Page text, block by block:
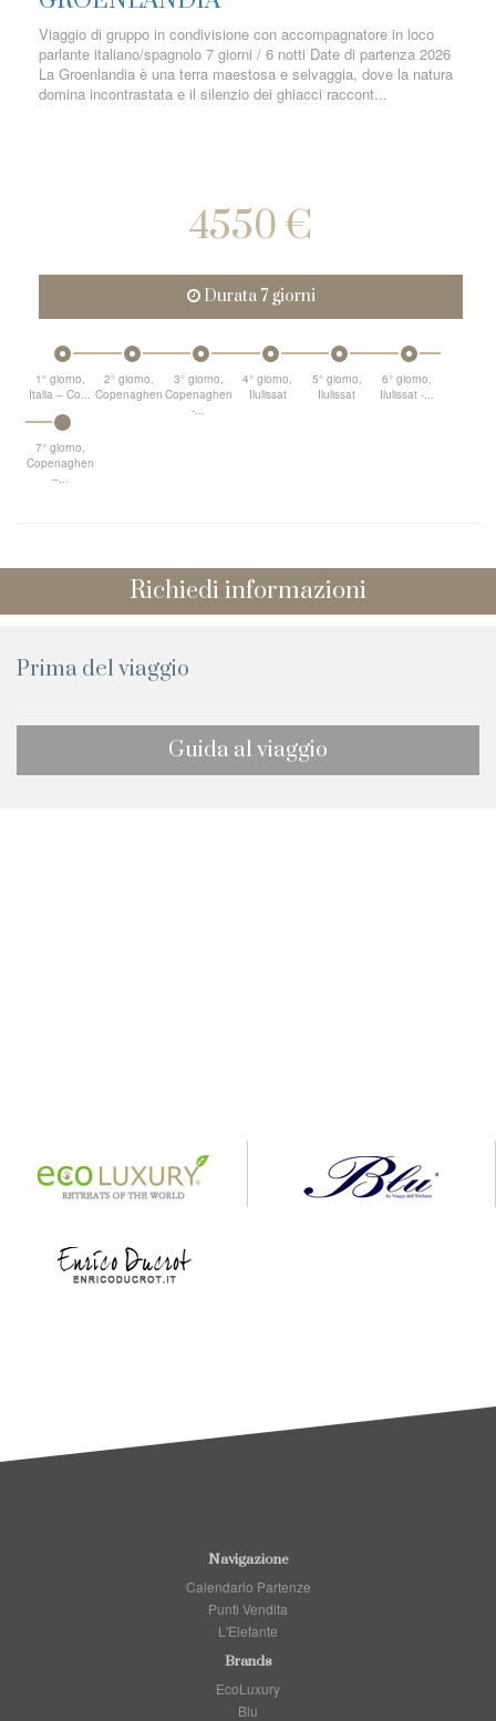
Viaggio di gruppo in condivisione con accompagnatore in loco
parlante italiano/spagnolo 7 giorni / 6 notti Date di partenza 2026
La Groenlandia è una terra maestosa e selvaggia, dove la natura
domina incontrastata e il silenzio dei ghiacci raccont...
4550 €
Durata 7 giorni
1° giorno,
Italia – Co...
2° giorno,
Copenaghen
3° giorno,
Copenaghen
-...
4° giorno,
Ilulissat
5° giorno,
Ilulissat
6° giorno,
Ilulissat -...
7° giorno,
Copenaghen
–...
Richiedi informazioni
Prima del viaggio
Guida al viaggio
Navigazione
Calendario Partenze
Punti Vendita
L'Elefante
Brands
EcoLuxury
Blu